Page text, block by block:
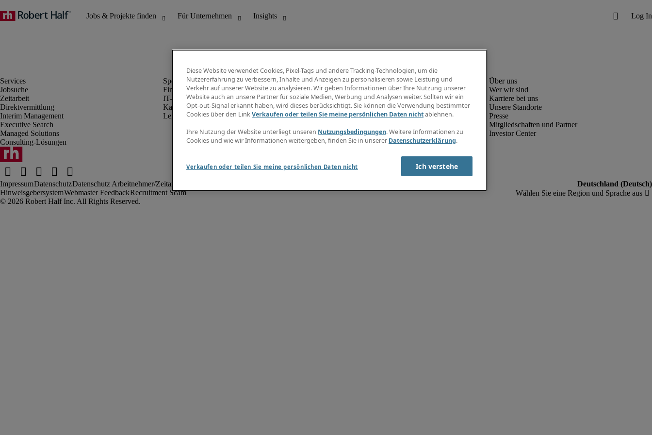
Jobsuche
Zeitarbeit
Direktvermittlung
Interim Management
Executive Search
Managed Solutions
Consulting-Lösungen
Finanz- & Rechnungswesen
IT-Bereich
Kaufmännischer Bereich
Legal
Info Center
Jobübersicht
Gehaltsübersicht
E-Learning
Wer wir sind
Karriere bei uns
Unsere Standorte
Presse
Mitgliedschaften und Partner
Investor Center
ImpressumDatenschutzDatenschutz Arbeitnehmer/Zeitarbeitskräfte
HinweisgebersystemWebmaster FeedbackRecruitment Scam
Diese Website verwendet Cookies, Pixel-Tags und andere Tracking-Technologien, um die
Nutzererfahrung zu verbessern, Inhalte und Anzeigen zu personalisieren sowie Leistung und
Verkehr auf unserer Website zu analysieren. Wir geben Informationen über Ihre Nutzung unserer
Website auch an unsere Partner für soziale Medien, Werbung und Analysen weiter. Sollten wir ein
Opt-out-Signal erkannt haben, wird dieses berücksichtigt. Sie können die Verwendung bestimmter
Cookies über den LinkVerkaufen oder teilen Sie meine persönlichen Daten nichtablehnen.
Ihre Nutzung der Website unterliegt unseren Nutzungsbedingungen. Weitere Informationen zu
Cookies und wie wir Informationen weitergeben, finden Sie in unserer Datenschutzerklärung.
Verkaufen oder teilen Sie meine persönlichen Daten nicht Ich verstehe